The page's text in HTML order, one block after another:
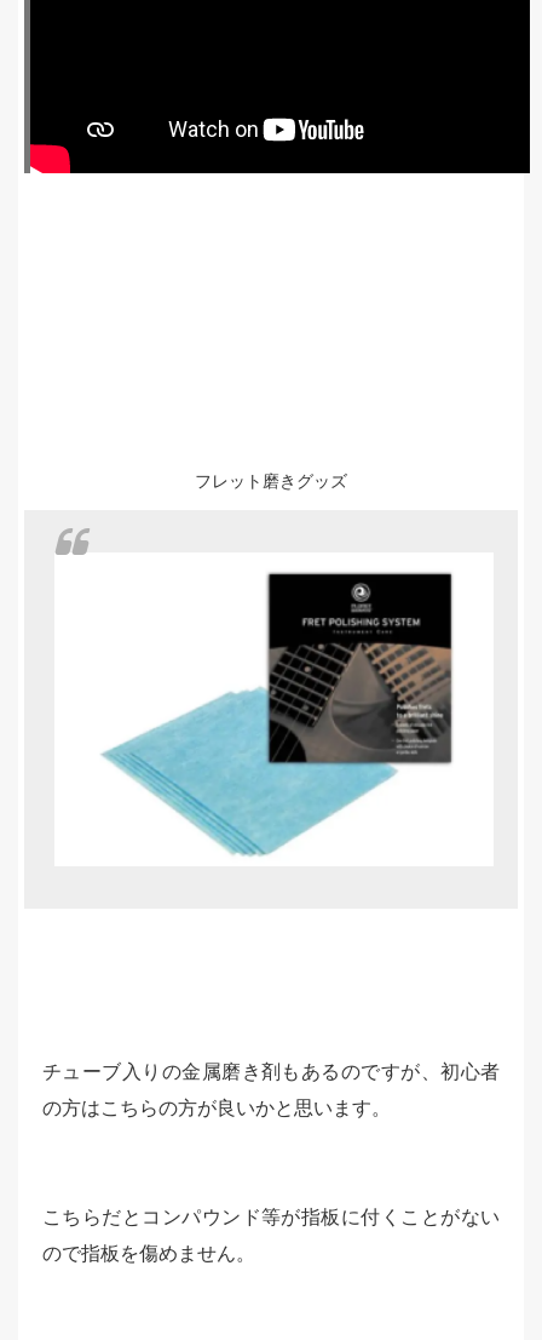
フレット磨きグッズ
チューブ入りの金属磨き剤もあるのですが、初心者
の方はこちらの方が良いかと思います。
こちらだとコンパウンド等が指板に付くことがない
ので指板を傷めません。